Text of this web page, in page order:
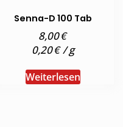
Senna-D 100 Tab
8,00€
0,20€/g
Weiterlesen